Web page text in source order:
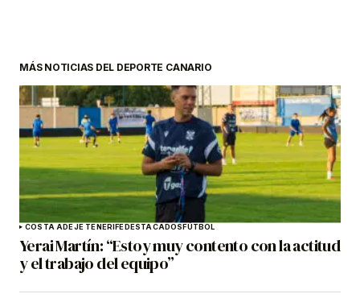
MÁS NOTICIAS DEL DEPORTE CANARIO
COSTA ADEJE TENERIFEDESTACADOSFÚTBOL
Yerai Martín: “Estoy muy contento con la actitud
y el trabajo del equipo”